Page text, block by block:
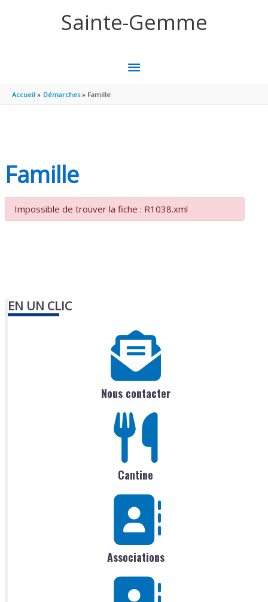
Sainte-Gemme
MENU
Accueil Démarches Famille
Famille
Impossible de trouver la fiche : R1038.xml
EN UN CLIC
Nous contacter
Cantine
Associations